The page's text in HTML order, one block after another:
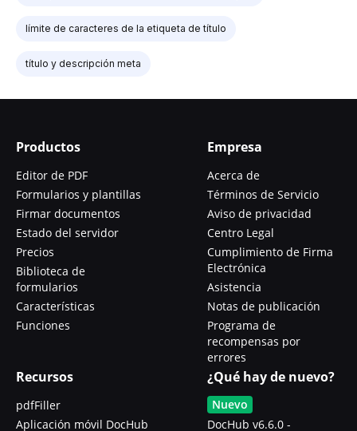
límite de caracteres de la etiqueta de título
título y descripción meta
Productos
Editor de PDF
Formularios y plantillas
Firmar documentos
Estado del servidor
Precios
Biblioteca de
formularios
Características
Funciones
Empresa
Acerca de
Términos de Servicio
Aviso de privacidad
Centro Legal
Cumplimiento de Firma
Electrónica
Asistencia
Notas de publicación
Programa de
recompensas por
errores
Recursos
pdfFiller
Aplicación móvil DocHub
¿Qué hay de nuevo?
Nuevo
DocHub v6.6.0 -